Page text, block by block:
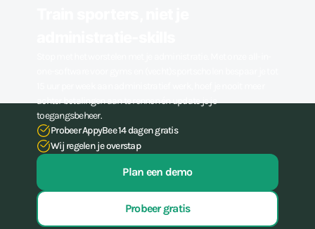
achter betalingen aan te rennen én update je je
toegangsbeheer.
Probeer AppyBee 14 dagen gratis
Wij regelen je overstap
Plan een demo
Probeer gratis